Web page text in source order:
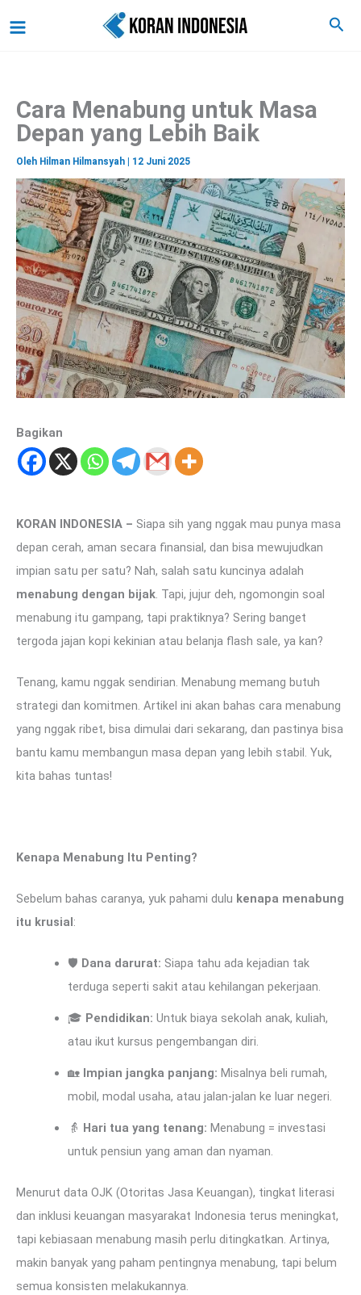
ke
Cari
Cara Menabung untuk Masa
Depan yang Lebih Baik
Oleh Hilman Hilmansyah 12 Juni 2025
Bagikan
KORAN INDONESIA – Siapa sih yang nggak mau punya masa
depan cerah, aman secara finansial, dan bisa mewujudkan
impian satu per satu? Nah, salah satu kuncinya adalah
menabung dengan bijak. Tapi, jujur deh, ngomongin soal
menabung itu gampang, tapi praktiknya? Sering banget
tergoda jajan kopi kekinian atau belanja flash sale, ya kan?
Tenang, kamu nggak sendirian. Menabung memang butuh
strategi dan komitmen. Artikel ini akan bahas cara menabung
yang nggak ribet, bisa dimulai dari sekarang, dan pastinya bisa
bantu kamu membangun masa depan yang lebih stabil. Yuk,
kita bahas tuntas!
Kenapa Menabung Itu Penting?
Sebelum bahas caranya, yuk pahami dulu kenapa menabung
itu krusial :
🛡 Dana darurat: Siapa tahu ada kejadian tak
terduga seperti sakit atau kehilangan pekerjaan.
🎓 Pendidikan: Untuk biaya sekolah anak, kuliah,
atau ikut kursus pengembangan diri.
🏡 Impian jangka panjang: Misalnya beli rumah,
mobil, modal usaha, atau jalan-jalan ke luar negeri.
👵 Hari tua yang tenang: Menabung = investasi
untuk pensiun yang aman dan nyaman.
Menurut data OJK (Otoritas Jasa Keuangan), tingkat literasi
dan inklusi keuangan masyarakat Indonesia terus meningkat,
tapi kebiasaan menabung masih perlu ditingkatkan. Artinya,
makin banyak yang paham pentingnya menabung, tapi belum
semua konsisten melakukannya.
a